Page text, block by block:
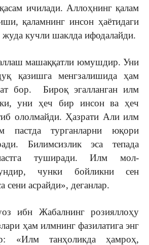
қасам ичилади. Аллоҳнинг қалам
қаламнинг инсон ҳаётидаги
кучли шаклда ифодалайди.
машаққатли юмушдир. Уни
қазишга менгзалишида ҳам
бор. Бироқ эгалланган илм
уни ҳеч бир инсон ва ҳеч
ололмайди. Ҳазрати Али илм
пастда турганларни юқори
Билимсизлик эса тепада
туширади. Илм мол-
чунки бойликни сен
сени асрайди», деганлар.
ибн Жабалнинг розияллоҳу
ҳам илмнинг фазилатига энг
«Илм танҳоликда ҳамроҳ,